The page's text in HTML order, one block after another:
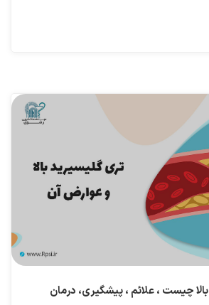
چیست ، علائم ، پیشگیری، درمان